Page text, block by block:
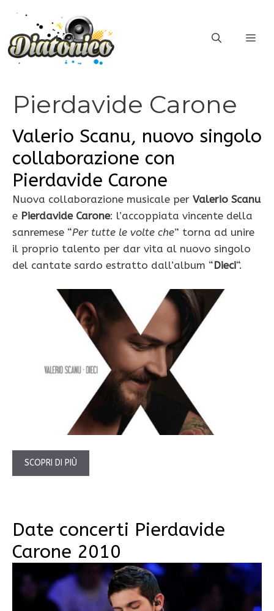
contenuto
Pierdavide Carone
Valerio Scanu, nuovo singolo
collaborazione con
Pierdavide Carone
Nuova collaborazione musicale per Valerio Scanu
e Pierdavide Carone: l’accoppiata vincente della
sanremese “Per tutte le volte che” torna ad unire
il proprio talento per dar vita al nuovo singolo
del cantate sardo estratto dall’album “Dieci“.
SCOPRI DI PIÙ
Date concerti Pierdavide
Carone 2010